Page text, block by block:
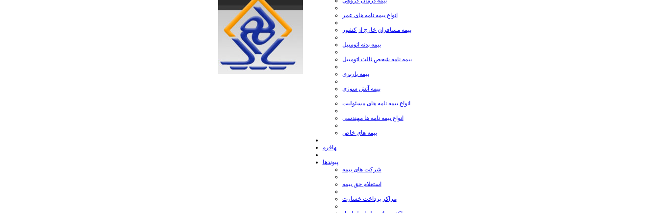
انواع بیمه نامه های عمر
بیمه مسافران خارج از كشور
بیمه بدنه اتومبیل
بیمه نامه شخص ثالث اتومبیل
بیمه باربری
بیمه آتش سوزی
انواع بیمه نامه های مسئولیت
انواع بیمه نامه ها مهندسی
بیمه های خاص
فرم‎ها
پیوندها
شركت های بیمه
استعلام حق بیمه
مراكز پرداخت خسارت